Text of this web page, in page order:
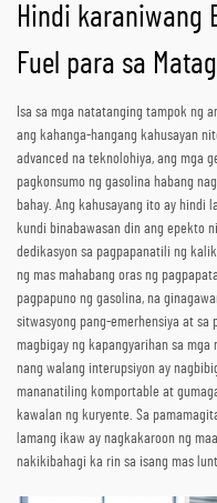
Hindi karaniwang
Fuel para sa
Isa sa mga natatanging tampok ng
ang kahanga-hangang kahusayan
advanced na teknolohiya, ang mga
pagkonsumo ng gasolina habang
bahay. Ang kahusayang ito ay hindi
kundi binabawasan din ang epekto
dedikasyon sa pagpapanatili ng
ng mas mahabang oras ng
pagpapuno ng gasolina, na
sitwasyong pang-emerhensiya at sa
magbigay ng kapangyarihan sa mga
nang walang interupsiyon ay
mananatiling komportable at
kawalan ng kuryente. Sa
lamang ikaw ay nagkakaroon ng
nakikibahagi ka rin sa isang mas